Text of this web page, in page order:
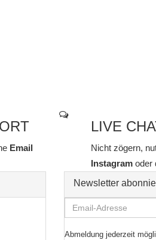
Email
LIVE
Nicht zögern,
Instagram oder
Newsletter
Email-
Adresse
Abmeldung jederzeit